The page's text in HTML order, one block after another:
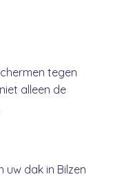
tegen
alleen de
dak in Bilzen